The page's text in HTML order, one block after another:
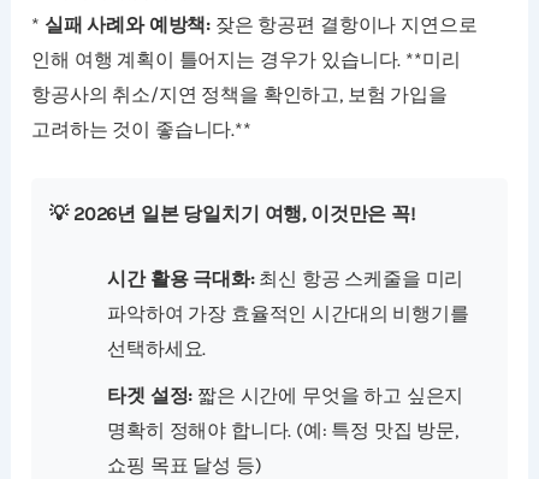
* 실패 사례와 예방책: 잦은 항공편 결항이나 지연으로
인해 여행 계획이 틀어지는 경우가 있습니다. **미리
항공사의 취소/지연 정책을 확인하고, 보험 가입을
고려하는 것이 좋습니다.**
💡 2026년 일본 당일치기 여행, 이것만은 꼭!
시간 활용 극대화:최신 항공 스케줄을 미리
파악하여 가장 효율적인 시간대의 비행기를
선택하세요.
타겟 설정: 짧은 시간에 무엇을 하고 싶은지
명확히 정해야 합니다. (예: 특정 맛집 방문,
쇼핑 목표 달성 등)